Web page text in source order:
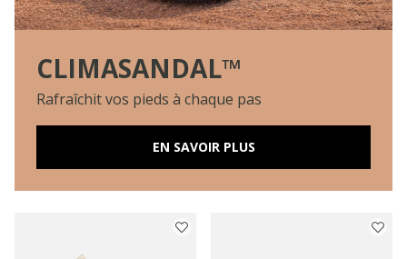
CLIMASANDAL™
Rafraîchit vos pieds à chaque pas
EN SAVOIR PLUS